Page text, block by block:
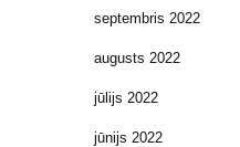
septembris 2022
augusts 2022
jūlijs 2022
jūnijs 2022